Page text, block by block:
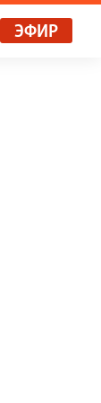
ЭФИР